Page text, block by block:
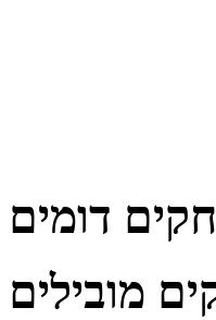
דומים
מובילים